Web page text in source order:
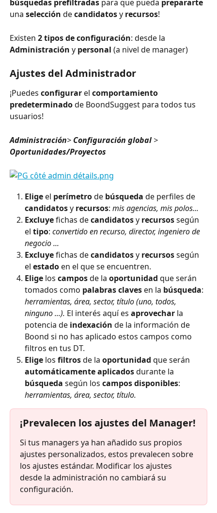
búsquedas prefiltradas para que pueda prepararte
una selección de candidatos y recursos!
Existen 2 tipos de configuración: desde la
Administración y personal (a nivel de manager)
Ajustes del Administrador
¡Puedes configurar el comportamiento
predeterminado de BoondSuggest para todos tus
usuarios!
Administración> Configuración global >
Oportunidades/Proyectos
Elige el perímetro de búsqueda de perfiles de
candidatos y recursos: mis agencias, mis polos...
Excluye fichas de candidatos y recursos según
el tipo: convertido en recurso, director, ingeniero de
negocio ...
Excluye fichas de candidatos y recursos según
el estado en el que se encuentren.
Elige los campos de la oportunidad que serán
tomados como palabras claves en la búsqueda:
herramientas, área, sector, título (uno, todos,
ninguno ...). El interés aquí es aprovechar la
potencia de indexación de la información de
Boond si no has aplicado estos campos como
filtros en tus DT.
Elige los filtros de la oportunidad que serán
automáticamenteaplicados durante la
búsqueda según los campos disponibles:
herramientas, área, sector, título.
¡Prevalecen los ajustes del Manager!
Si tus managers ya han añadido sus propios
ajustes personalizados, estos prevalecen sobre
los ajustes estándar. Modificar los ajustes
desde la administración no cambiará su
configuración.